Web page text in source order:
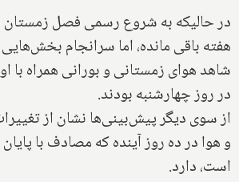
در حالیکه به شروع رسمی فصل
هفته باقی مانده، اما سرانجام
شاهد هوای زمستانی و بورانی همراه با
در روز چهارشنبه بودند.
از سوی دیگر پیش‌بینی‌ها نشان از
و هوا در ده روز آینده که مصادف با
است، دارد.